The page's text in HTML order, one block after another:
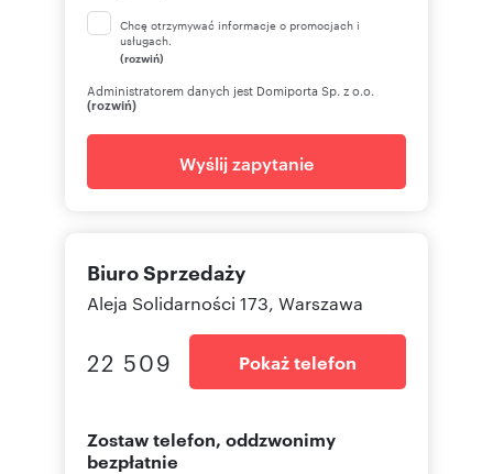
Chcę otrzymywać informacje o promocjach i
usługach.
(rozwiń)
Administratorem danych jest Domiporta Sp. z o.o.
(rozwiń)
Wyślij zapytanie
Biuro Sprzedaży
Aleja Solidarności 173, Warszawa
22 509 Pokaż telefon
Zostaw telefon, oddzwonimy
bezpłatnie